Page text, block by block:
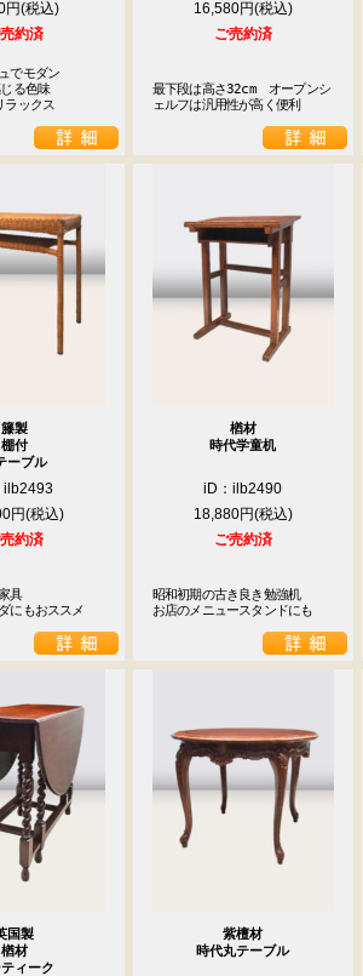
円
約済
でモダン
ラックス
16,580円
ご売約済
最下段は高さ32cm　オープンシ
ェルフは汎用性が高く便利
籐製
棚付
ーブル
ilb2493
円
約済
具
にもおススメ
楢材
時代学童机
iD：ilb2490
18,880円
ご売約済
昭和初期の古き良き勉強机
お店のメニュースタンドにも
国製
楢材
ィーク
紫檀材
時代丸テーブル